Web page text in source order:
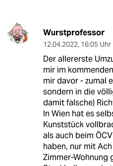
Wurstprofessor
12.04.2022, 16:05 Uhr
Der allererste
mir im
mir davor - zumal
sondern in die
damit falsche)
In Wien hat es
Kunststück
als auch beim
haben, nur mit
Zimmer-Wohnung